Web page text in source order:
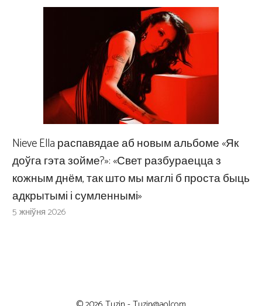
Nieve Ella распавядае аб новым альбоме «Як
доўга гэта зойме?»: «Свет разбураецца з
кожным днём, так што мы маглі б проста быць
адкрытымі і сумленнымі»
5 жніўня 2026